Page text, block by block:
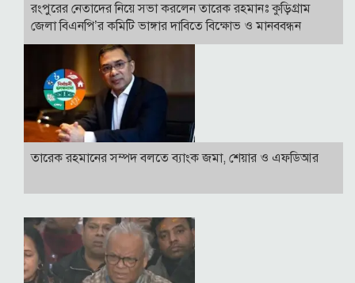
রংপুরের নেতাদের নিয়ে সভা করলেন তারেক রহমানঃ কুড়িগ্রাম
জেলা বিএনপি’র কমিটি ভাঙ্গার দাবিতে বিক্ষোভ ও মানববন্ধন
তারেক রহমানের সম্পদ বলতে ব্যাংক জমা, শেয়ার ও এফডিআর